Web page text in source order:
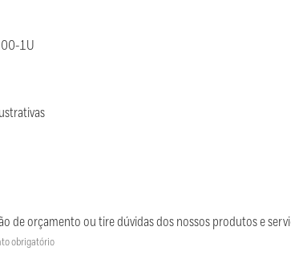
1U
de orçamento ou tire dúvidas dos nossos produtos e
obrigatório